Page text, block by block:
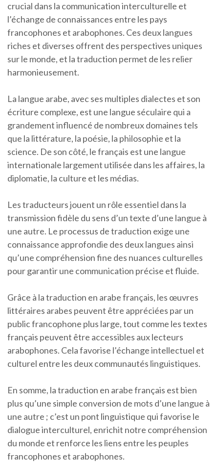
crucial dans la communication interculturelle et
l’échange de connaissances entre les pays
francophones et arabophones. Ces deux langues
riches et diverses offrent des perspectives uniques
sur le monde, et la traduction permet de les relier
harmonieusement.
La langue arabe, avec ses multiples dialectes et son
écriture complexe, est une langue séculaire qui a
grandement influencé de nombreux domaines tels
que la littérature, la poésie, la philosophie et la
science. De son côté, le français est une langue
internationale largement utilisée dans les affaires, la
diplomatie, la culture et les médias.
Les traducteurs jouent un rôle essentiel dans la
transmission fidèle du sens d’un texte d’une langue à
une autre. Le processus de traduction exige une
connaissance approfondie des deux langues ainsi
qu’une compréhension fine des nuances culturelles
pour garantir une communication précise et fluide.
Grâce à la traduction en arabe français, les œuvres
littéraires arabes peuvent être appréciées par un
public francophone plus large, tout comme les textes
français peuvent être accessibles aux lecteurs
arabophones. Cela favorise l’échange intellectuel et
culturel entre les deux communautés linguistiques.
En somme, la traduction en arabe français est bien
plus qu’une simple conversion de mots d’une langue à
une autre ; c’est un pont linguistique qui favorise le
dialogue interculturel, enrichit notre compréhension
du monde et renforce les liens entre les peuples
francophones et arabophones.